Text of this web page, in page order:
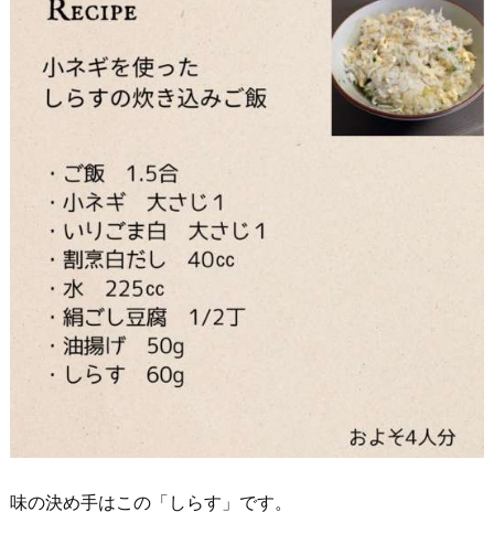
味の決め手はこの「しらす」です。